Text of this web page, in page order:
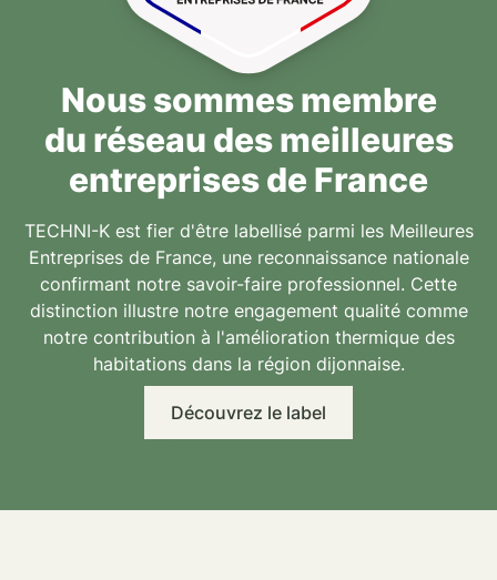
Nous sommes membre
du réseau des meilleures
entreprises de France
TECHNI-K est fier d'être labellisé parmi les Meilleures
Entreprises de France, une reconnaissance nationale
confirmant notre savoir-faire professionnel. Cette
distinction illustre notre engagement qualité comme
notre contribution à l'amélioration thermique des
habitations dans la région dijonnaise.
Découvrez le label